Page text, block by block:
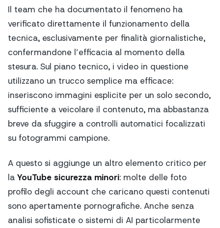
Il team che ha documentato il fenomeno ha
verificato direttamente il funzionamento della
tecnica, esclusivamente per finalità giornalistiche,
confermandone l’efficacia al momento della
stesura. Sul piano tecnico, i video in questione
utilizzano un trucco semplice ma efficace:
inseriscono immagini esplicite per un solo secondo,
sufficiente a veicolare il contenuto, ma abbastanza
breve da sfuggire a controlli automatici focalizzati
su fotogrammi campione.
A questo si aggiunge un altro elemento critico per
la YouTube sicurezza minori: molte delle foto
profilo degli account che caricano questi contenuti
sono apertamente pornografiche. Anche senza
analisi sofisticate o sistemi di AI particolarmente